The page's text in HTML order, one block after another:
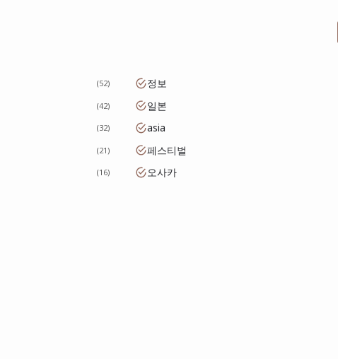
52 정보
42 일본
32 asia
21 페스티벌
16 오사카